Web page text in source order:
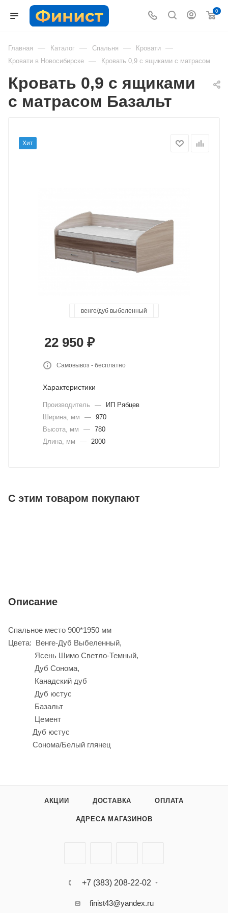
0
Главная — Каталог — Спальня — Кровати —
Кровати в Новосибирске — Кровать 0,9 с ящиками с матрасом
Кровать 0,9 с ящиками
с матрасом Базальт
Хит
ясень шимо темн/светлый
дуб юстус
базальт
цемент
дуб канадский
сонома
венге/дуб выбеленный
22 950 ₽
Самовывоз - бесплатно
Характеристики
Производитель —
ИП Рябцев
Ширина, мм
— 970
Высота, мм
— 780
Длина, мм
— 2000
С этим товаром покупают
Описание
Спальное место 900*1950 мм
Цвета: Венге-Дуб Выбеленный,
Ясень Шимо Светло-Темный,
Дуб Сонома,
Канадский дуб
Дуб юстус
Базальт
Цемент
Дуб юстус
Сонома/Белый глянец
АКЦИИ ДОСТАВКА ОПЛАТА
АДРЕСА МАГАЗИНОВ
+7 (383) 208-22-02
finist43@yandex.ru